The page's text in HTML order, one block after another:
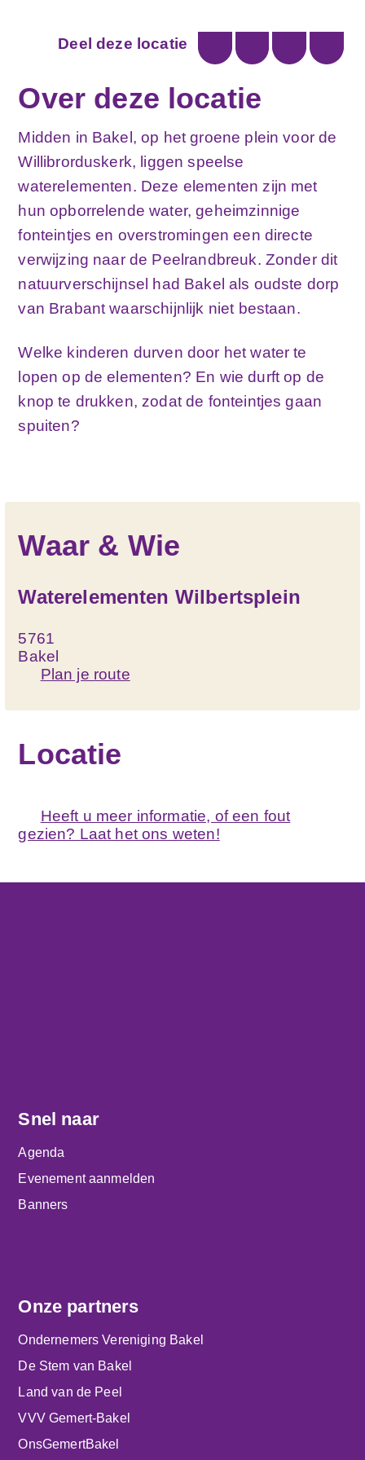
WINKELEN
ETEN & DRINKEN
VOGELSPOTTEN
GROEPSUITJES
VERENIGINGEN & FACILITEITEN
ROUTES
WANDELEN
FIETSEN
MTB’EN
PAARDRIJDEN
PLAN JE BEZOEK
BANNERS
Over deze locatie
Midden in Bakel, op het groene plein voor de
Willibrorduskerk, liggen speelse
waterelementen. Deze elementen zijn met
hun opborrelende water, geheimzinnige
fonteintjes en overstromingen een directe
verwijzing naar de Peelrandbreuk. Zonder dit
natuurverschijnsel had Bakel als oudste dorp
van Brabant waarschijnlijk niet bestaan.
Welke kinderen durven door het water te
lopen op de elementen? En wie durft op de
knop te drukken, zodat de fonteintjes gaan
spuiten?
Waar & Wie
Waterelementen Wilbertsplein
5761
Bakel
Plan je route
Locatie
Heeft u meer informatie, of een fout
gezien? Laat het ons weten!
Deel deze locatie
Snel naar
Agenda
Evenement aanmelden
Banners
Onze partners
Ondernemers Vereniging Bakel
De Stem van Bakel
Land van de Peel
VVV Gemert-Bakel
OnsGemertBakel